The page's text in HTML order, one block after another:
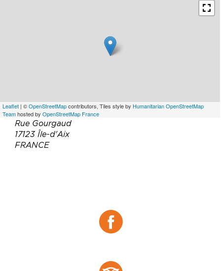
Leaflet | ©OpenStreetMapcontributors, Tiles style by Humanitarian OpenStreetMap
Teamhosted by OpenStreetMap France
Rue Gourgaud
17123 Île-d'Aix
FRANCE